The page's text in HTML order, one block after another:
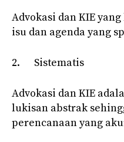
Advokasi dan KIE
isu dan agenda yang
2. Sistematis
Advokasi dan KIE
lukisan abstrak
perencanaan yang